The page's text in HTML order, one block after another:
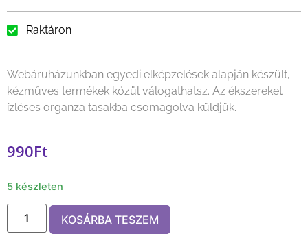
Raktáron
Webáruházunkban egyedi elképzelések alapján készült,
kézműves termékek közül válogathatsz. Az ékszereket
ízléses organza tasakba csomagolva küldjük.
990Ft
5 készleten
KOSÁRBA TESZEM